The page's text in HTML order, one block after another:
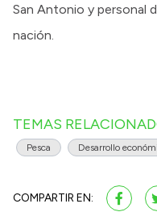
San Antonio y personal
nación.
TEMAS
Pesca Desarrollo
COMPARTIR EN: